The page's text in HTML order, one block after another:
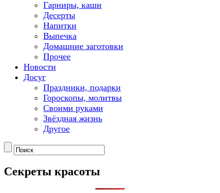
Гарниры, каши
Десерты
Напитки
Выпечка
Домашние заготовки
Прочее
Новости
Досуг
Праздники, подарки
Гороскопы, молитвы
Своими руками
Звёздная жизнь
Другое
Секреты красоты